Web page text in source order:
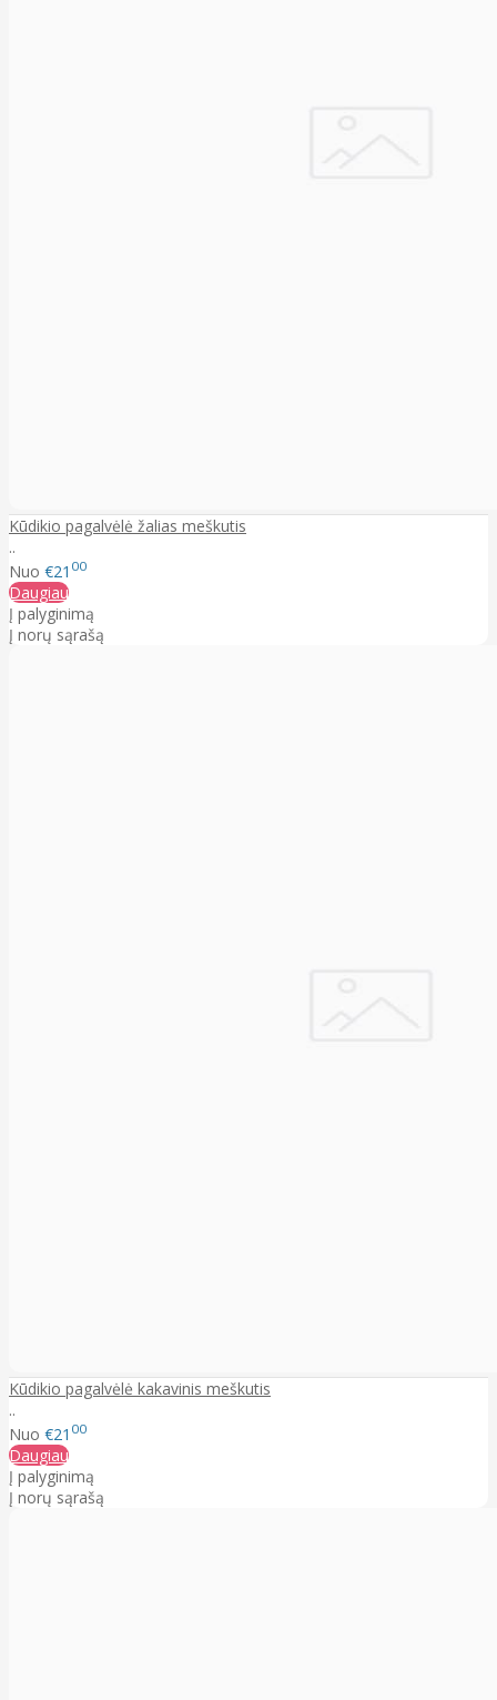
Kūdikio pagalvėlė žalias meškutis
..
Nuo €21 00
Daugiau
Į palyginimą
Į norų sąrašą
Kūdikio pagalvėlė kakavinis meškutis
..
Nuo €21 00
Daugiau
Į palyginimą
Į norų sąrašą